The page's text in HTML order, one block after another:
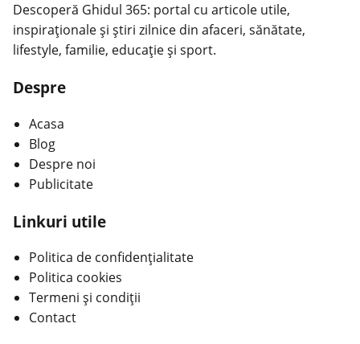
Descoperă Ghidul 365: portal cu articole utile,
inspiraționale și știri zilnice din afaceri, sănătate,
lifestyle, familie, educație și sport.
Despre
Acasa
Blog
Despre noi
Publicitate
Linkuri utile
Politica de confidențialitate
Politica cookies
Termeni și condiții
Contact